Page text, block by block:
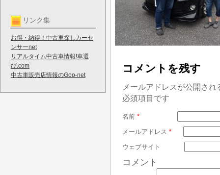
リンク集
お得・納得！中古車探しカーセ
ンサーnet
リアルタイム中古車情報!車選
び.com
中古車販売店情報のGoo-net
コメントを残す
メールアドレスが公開さ
必須項目です
名前 *
メールアドレス *
ウェブサイト
コメント